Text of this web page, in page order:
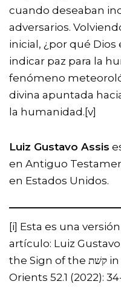
cuando deseaban
adversarios.
inicial, ¿por qué Dios
indicar paz para la
fenómeno
divina apuntada
la humanidad. [v]
Luiz Gustavo Assis
en Antiguo
en Estados Unidos.
[i] Esta es una
artículo: Luiz
the Sign of the קשׁת in Genesis 9?” Die Welt des
Orients 52.1 (2022):